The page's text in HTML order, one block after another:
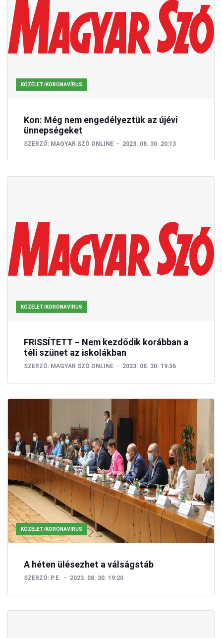
KÖZÉLET/KORONAVÍRUS
Kon: Még nem engedélyeztük az újévi
ünnepségeket
SZERZŐ: MAGYAR SZÓ ONLINE 2023. 08. 30. 20:13
KÖZÉLET/KORONAVÍRUS
FRISSÍTETT – Nem kezdődik korábban a
téli szünet az iskolákban
SZERZŐ: MAGYAR SZÓ ONLINE 2023. 08. 30. 19:36
KÖZÉLET/KORONAVÍRUS
A héten ülésezhet a válságstáb
SZERZŐ: P.E. 2023. 08. 30. 19:20